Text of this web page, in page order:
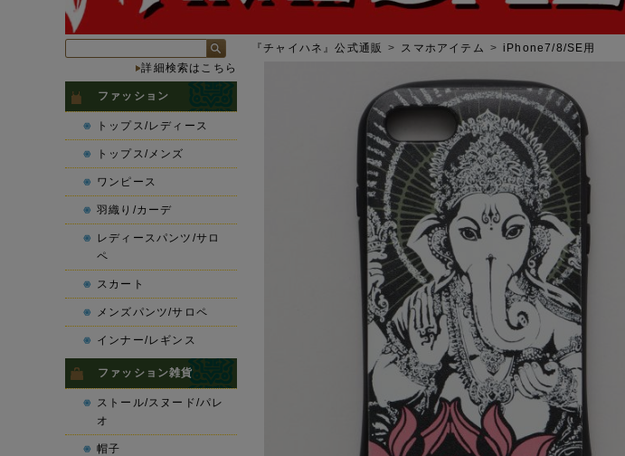
『チャイハネ』公式通販 > スマホアイテム > iPhone7/8/SE用
詳細検索はこちら
ファッション
トップス/レディース
トップス/メンズ
ワンピース
羽織り/カーデ
レディースパンツ/サロ
ペ
スカート
メンズパンツ/サロペ
インナー/レギンス
ファッション雑貨
ストール/スヌード/パレ
オ
帽子